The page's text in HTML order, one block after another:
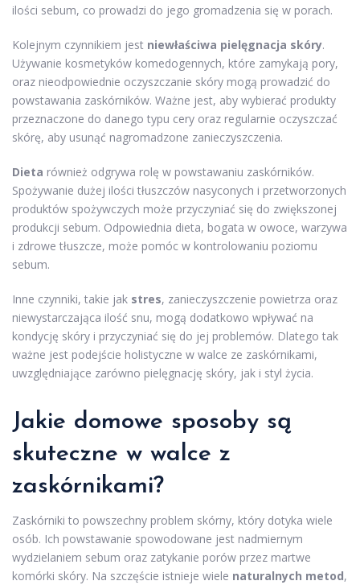
ilości sebum, co prowadzi do jego gromadzenia się w porach.
Kolejnym czynnikiem jest niewłaściwa pielęgnacja skóry.
Używanie kosmetyków komedogennych, które zamykają pory,
oraz nieodpowiednie oczyszczanie skóry mogą prowadzić do
powstawania zaskórników. Ważne jest, aby wybierać produkty
przeznaczone do danego typu cery oraz regularnie oczyszczać
skórę, aby usunąć nagromadzone zanieczyszczenia.
Dieta również odgrywa rolę w powstawaniu zaskórników.
Spożywanie dużej ilości tłuszczów nasyconych i przetworzonych
produktów spożywczych może przyczyniać się do zwiększonej
produkcji sebum. Odpowiednia dieta, bogata w owoce, warzywa
i zdrowe tłuszcze, może pomóc w kontrolowaniu poziomu
sebum.
Inne czynniki, takie jak stres, zanieczyszczenie powietrza oraz
niewystarczająca ilość snu, mogą dodatkowo wpływać na
kondycję skóry i przyczyniać się do jej problemów. Dlatego tak
ważne jest podejście holistyczne w walce ze zaskórnikami,
uwzględniające zarówno pielęgnację skóry, jak i styl życia.
Jakie domowe sposoby są
skuteczne w walce z
zaskórnikami?
Zaskórniki to powszechny problem skórny, który dotyka wiele
osób. Ich powstawanie spowodowane jest nadmiernym
wydzielaniem sebum oraz zatykanie porów przez martwe
komórki skóry. Na szczęście istnieje wiele naturalnych metod,